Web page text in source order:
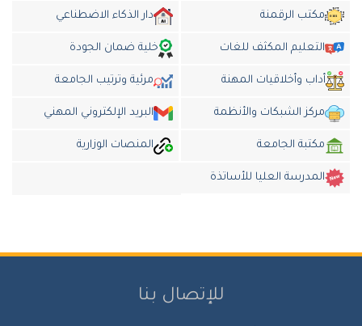
مكتب الرقمنة دار الذكاء الاضطناعي
التعليم المكثف للغات خلية ضمان الجودة
أداب وأخلاقيات المهنة مرئية وترتيب الجامعة
مركز الشبكات والأنظمة البريد الإلكتروني المهني
مكتبة الجامعة المنصات الوزارية
المدرسة العليا للأساتذة
للإتصال بنا